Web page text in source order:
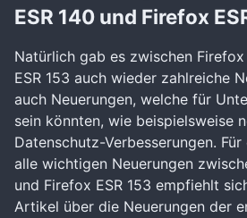
ESR 140 und Firefox
Natürlich gab es zwischen Firefox
ESR 153 auch wieder zahlreiche
auch Neuerungen, welche für
sein könnten, wie beispielsweise
Datenschutz-Verbesserungen.
alle wichtigen Neuerungen
und Firefox ESR 153 empfiehlt
Artikel über die Neuerungen der